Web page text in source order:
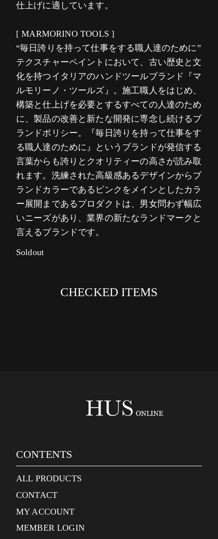
仕上げに適しています。
[ MARMORINO TOOLS ]
“毎日誇りを持って仕事をする職人達のために”
テクスチャーペイントにおいて、古い歴史と文
化を持つイタリアのハンドツールブランド『マ
ルモリーノ・ツールズ』。施工職人をはじめ、
構築と仕上げを必要とするすべての人達のため
に、製品の改善と新たな開発に専念し続けるブ
ランドポリシー。『毎日誇りを持って仕事をす
る職人達のために』というブランドが発信する
言葉からも誇りとクオリティーの高さが読み取
れます。洗練された高級感あるデザインからブ
ランドカラーであるピンクをメインとしたカラ
ー展開まであるプロダクトは、男女問わず幅広
いニーズがあり、業界の新たなランドマークと
言えるブランドです。
Soldout
CHECKED ITEMS
CONTENTS
ALL PRODUCTS
CONTACT
MY ACCOUNT
MEMBER LOGIN